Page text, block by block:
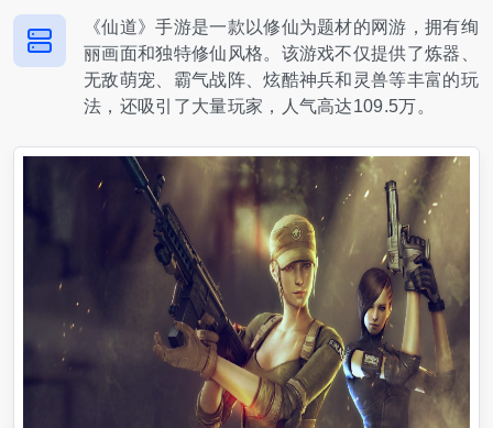
《仙道》手游是一款以修仙为题材的网游，拥有绚
丽画面和独特修仙风格。该游戏不仅提供了炼器、
无敌萌宠、霸气战阵、炫酷神兵和灵兽等丰富的玩
法，还吸引了大量玩家，人气高达109.5万。